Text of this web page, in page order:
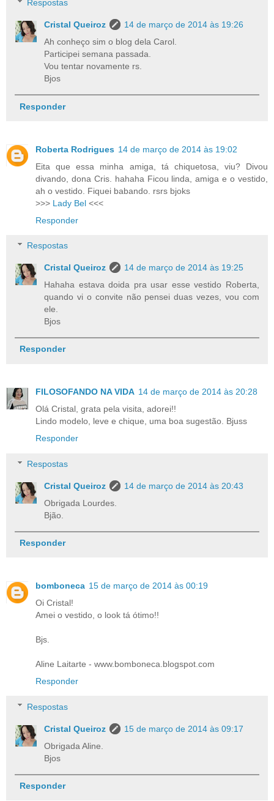
Respostas
Cristal Queiroz
14 de março de 2014 às 19:26
Ah conheço sim o blog dela Carol.
Participei semana passada.
Vou tentar novamente rs.
Bjos
Responder
Roberta Rodrigues 14 de março de 2014 às 19:02
Eita que essa minha amiga, tá chiquetosa, viu? Divou
divando, dona Cris. hahaha Ficou linda, amiga e o vestido,
ah o vestido. Fiquei babando. rsrs bjoks
>>> Lady Bel <<<
Responder
Respostas
Cristal Queiroz
14 de março de 2014 às 19:25
Hahaha estava doida pra usar esse vestido Roberta,
quando vi o convite não pensei duas vezes, vou com
ele.
Bjos
Responder
FILOSOFANDO NA VIDA 14 de março de 2014 às 20:28
Olá Cristal, grata pela visita, adorei!!
Lindo modelo, leve e chique, uma boa sugestão. Bjuss
Responder
Respostas
Cristal Queiroz
14 de março de 2014 às 20:43
Obrigada Lourdes.
Bjão.
Responder
bomboneca 15 de março de 2014 às 00:19
Oi Cristal!
Amei o vestido, o look tá ótimo!!
Bjs.
Aline Laitarte - www.bomboneca.blogspot.com
Responder
Respostas
Cristal Queiroz
15 de março de 2014 às 09:17
Obrigada Aline.
Bjos
Responder